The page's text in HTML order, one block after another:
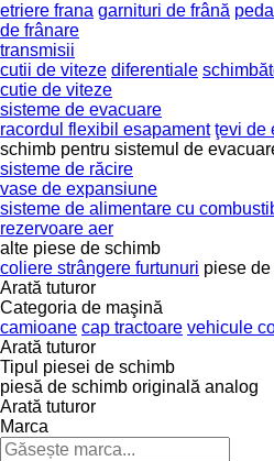
etriere frana garnituri de frână
de frânare
transmisii
cutii de viteze diferentiale
cutie de viteze
sisteme de evacuare
racordul flexibil esapament ţevi de
schimb pentru sistemul de
sisteme de răcire
vase de expansiune
sisteme de alimentare cu
rezervoare aer
alte piese de schimb
coliere strângere furtunuri piese
Arată tuturor
Categoria de maşină
camioane cap tractoare vehicule
Arată tuturor
Tipul piesei de schimb
piesă de schimb originală analog
Arată tuturor
Marca